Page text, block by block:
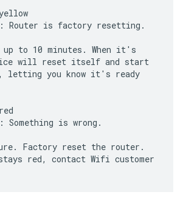
Router is factory resetting.
up to 10 minutes. When it's
will reset itself and start
letting you know it's ready
Something is wrong.
Factory reset the router.
red, contact Wifi customer